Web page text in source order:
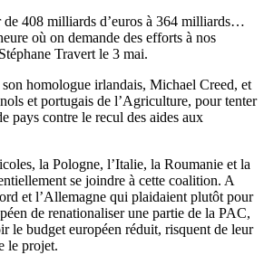
de 408 milliards d’euros à 364 milliards…
où on demande des efforts à nos
Travert le 3 mai.
homologue irlandais, Michael Creed, et
et portugais de l’Agriculture, pour tenter
pays contre le recul des aides aux
la Pologne, l’Italie, la Roumanie et la
se joindre à cette coalition. A
et l’Allemagne qui plaidaient plutôt pour
de renationaliser une partie de la PAC,
le budget européen réduit, risquent de leur
le projet.